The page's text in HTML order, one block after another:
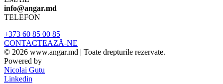
info@angar.md
TELEFON
+373 60 85 00 85
CONTACTEAZĂ-NE
© 2026 www.angar.md | Toate drepturile rezervate.
Powered by
Nicolai Gutu
Linkedin